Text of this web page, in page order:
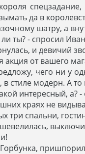
спецзадание,
да в
шатру, а
ты? - спросил
и девичий
от вашего
чего ни у
стиле модерн. А
интересный, а?
краях не
три спальни,